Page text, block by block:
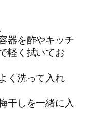
器を酢やキッチ
軽く拭いてお
く洗って入れ
干しを一緒に入